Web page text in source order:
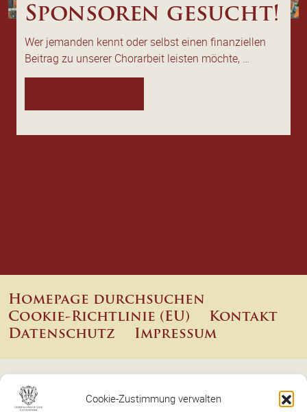
Cookie-Zustimmung verwalten
Sponsoren gesucht!
Wer jemanden kennt oder selbst einen finanziellen
Beitrag zu unserer Chorarbeit leisten möchte, …
Homepage durchsuchen
Cookie-Richtlinie (EU)
Kontakt
Datenschutz
Impressum